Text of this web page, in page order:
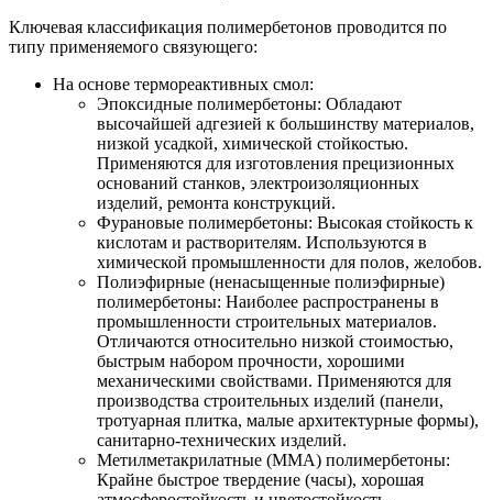
Ключевая классификация полимербетонов проводится по
типу применяемого связующего:
На основе термореактивных смол:
Эпоксидные полимербетоны: Обладают
высочайшей адгезией к большинству материалов,
низкой усадкой, химической стойкостью.
Применяются для изготовления прецизионных
оснований станков, электроизоляционных
изделий, ремонта конструкций.
Фурановые полимербетоны: Высокая стойкость к
кислотам и растворителям. Используются в
химической промышленности для полов, желобов.
Полиэфирные (ненасыщенные полиэфирные)
полимербетоны: Наиболее распространены в
промышленности строительных материалов.
Отличаются относительно низкой стоимостью,
быстрым набором прочности, хорошими
механическими свойствами. Применяются для
производства строительных изделий (панели,
тротуарная плитка, малые архитектурные формы),
санитарно-технических изделий.
Метилметакрилатные (ММА) полимербетоны:
Крайне быстрое твердение (часы), хорошая